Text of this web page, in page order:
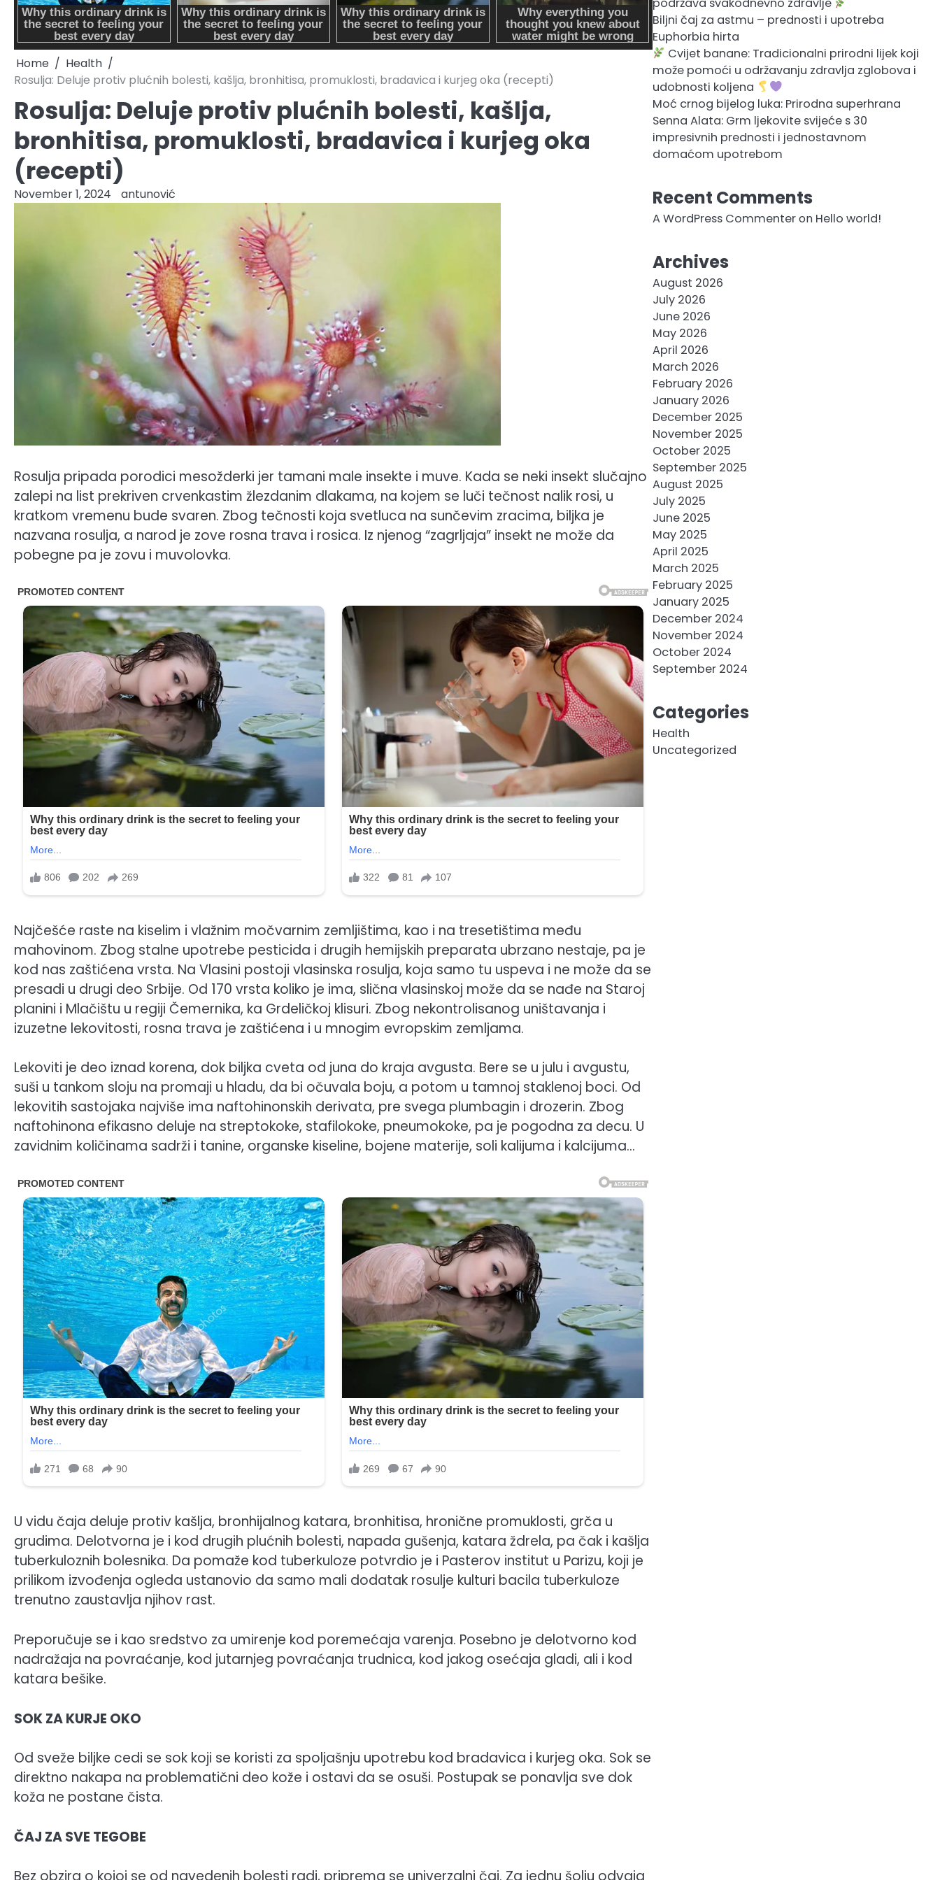
Home
Health
Rosulja: Deluje protiv plućnih bolesti, kašlja, bronhitisa, promuklosti, bradavica i kurjeg oka (recepti)
Rosulja: Deluje protiv plućnih bolesti, kašlja,
bronhitisa, promuklosti, bradavica i kurjeg oka
(recepti)
November 1, 2024 antunović
Rosulja pripada porodici mesožderki jer tamani male insekte i muve. Kada se neki insekt slučajno
zalepi na list prekriven crvenkastim žlezdanim dlakama, na kojem se luči tečnost nalik rosi, u
kratkom vremenu bude svaren. Zbog tečnosti koja svetluca na sunčevim zracima, biljka je
nazvana rosulja, a narod je zove rosna trava i rosica. Iz njenog “zagrljaja” insekt ne može da
pobegne pa je zovu i muvolovka.
Najčešće raste na kiselim i vlažnim močvarnim zemljištima, kao i na tresetištima među
mahovinom. Zbog stalne upotrebe pesticida i drugih hemijskih preparata ubrzano nestaje, pa je
kod nas zaštićena vrsta. Na Vlasini postoji vlasinska rosulja, koja samo tu uspeva i ne može da se
presadi u drugi deo Srbije. Od 170 vrsta koliko je ima, slična vlasinskoj može da se nađe na Staroj
planini i Mlačištu u regiji Čemernika, ka Grdeličkoj klisuri. Zbog nekontrolisanog uništavanja i
izuzetne lekovitosti, rosna trava je zaštićena i u mnogim evropskim zemljama.
Lekoviti je deo iznad korena, dok biljka cveta od juna do kraja avgusta. Bere se u julu i avgustu,
suši u tankom sloju na promaji u hladu, da bi očuvala boju, a potom u tamnoj staklenoj boci. Od
lekovitih sastojaka najviše ima naftohinonskih derivata, pre svega plumbagin i drozerin. Zbog
naftohinona efikasno deluje na streptokoke, stafilokoke, pneumokoke, pa je pogodna za decu. U
zavidnim količinama sadrži i tanine, organske kiseline, bojene materije, soli kalijuma i kalcijuma…
U vidu čaja deluje protiv kašlja, bronhijalnog katara, bronhitisa, hronične promuklosti, grča u
grudima. Delotvorna je i kod drugih plućnih bolesti, napada gušenja, katara ždrela, pa čak i kašlja
tuberkuloznih bolesnika. Da pomaže kod tuberkuloze potvrdio je i Pasterov institut u Parizu, koji je
prilikom izvođenja ogleda ustanovio da samo mali dodatak rosulje kulturi bacila tuberkuloze
trenutno zaustavlja njihov rast.
Preporučuje se i kao sredstvo za umirenje kod poremećaja varenja. Posebno je delotvorno kod
nadražaja na povraćanje, kod jutarnjeg povraćanja trudnica, kod jakog osećaja gladi, ali i kod
katara bešike.
SOK ZA KURJE OKO
Od sveže biljke cedi se sok koji se koristi za spoljašnju upotrebu kod bradavica i kurjeg oka. Sok se
direktno nakapa na problematični deo kože i ostavi da se osuši. Postupak se ponavlja sve dok
koža ne postane čista.
ČAJ ZA SVE TEGOBE
Biljni čaj za astmu – prednosti i upotreba
Euphorbia hirta
Cvijet banane: Tradicionalni prirodni lijek koji
može pomoći u održavanju zdravlja zglobova i
udobnosti koljena
Moć crnog bijelog luka: Prirodna superhrana
Senna Alata: Grm ljekovite svijeće s 30
impresivnih prednosti i jednostavnom
domaćom upotrebom
Recent Comments
A WordPress Commenteron Hello world!
Archives
August 2026
July 2026
June 2026
May 2026
April 2026
March 2026
February 2026
January 2026
December 2025
November 2025
October 2025
September 2025
August 2025
July 2025
June 2025
May 2025
April 2025
March 2025
February 2025
January 2025
December 2024
November 2024
October 2024
September 2024
Categories
Health
Uncategorized